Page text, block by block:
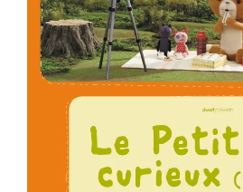
ème
Voir la fiche film